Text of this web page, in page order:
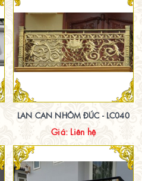
LAN CAN NHÔM ĐÚC - LC040
Giá: Liên hệ